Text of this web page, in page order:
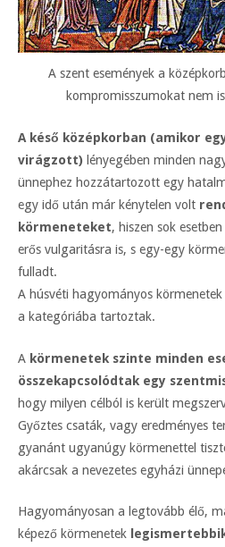
A szent események a
kompromisszumokat nem
A késő középkorban (amikor
virágzott) lényegében minden
ünnephez hozzátartozott egy
egy idő után már kénytelen volt
körmeneteket, hiszen sok
erős vulgaritásra is, s egy-egy
fulladt.
A húsvéti hagyományos
a kategóriába tartoztak.
A körmenetek szinte minden
összekapcsolódtak egy
hogy milyen célból is került
Győztes csaták, vagy eredményes
gyanánt ugyanúgy körmenettel
akárcsak a nevezetes egyházi
Hagyományosan a legtovább élő,
képező körmenetek